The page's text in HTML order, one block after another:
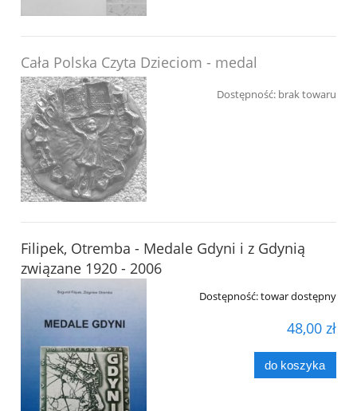
Cała Polska Czyta Dzieciom - medal
Dostępność: brak towaru
Filipek, Otremba - Medale Gdyni i z Gdynią
związane 1920 - 2006
Dostępność:towar dostępny
48,00 zł
do koszyka